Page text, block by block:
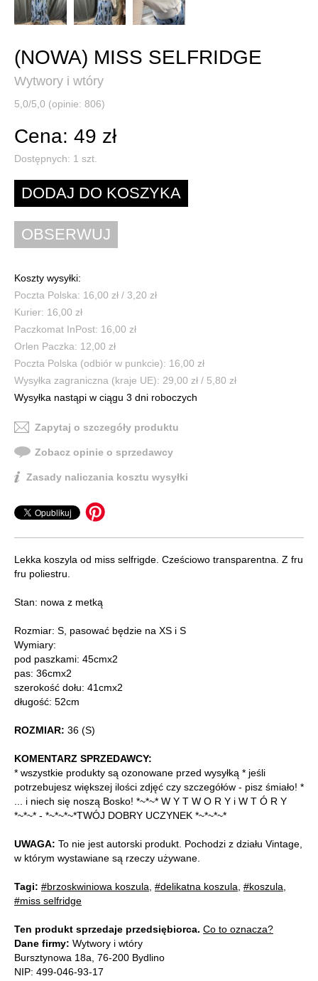
(NOWA) MISS SELFRIDGE
Wytwory i wtóry
5,0/5,0 (opinie: 806)
Cena: 49 zł
Dostępnych: 1 szt.
Koszty wysyłki:
Poczta Polska: 16,00 zł / 3,20 zł
Kurier: 16,00 zł
Paczkomat InPost: 16,00 zł
Orlen Paczka: 12,00 zł
Poczta Polska (odbiór w punkcie): 16,00 zł
Wysyłka zagraniczna (kraje UE): 29,00 zł / 5,80 zł
Wysyłka nastąpi w ciągu 3 dni roboczych
Zapytaj o szczegóły produktu
Zobacz opinie o sprzedawcy
Zasady naliczania kosztu wysyłki
Lekka koszyla od miss selfrigde. Cześciowo transparentna. Z fru
fru poliestru.
Stan: nowa z metką
Rozmiar: S, pasować będzie na XS i S
Wymiary:
pod paszkami: 45cmx2
pas: 36cmx2
szerokość dołu: 41cmx2
długość: 52cm
ROZMIAR: 36 (S)
KOMENTARZ SPRZEDAWCY:
* wszystkie produkty są ozonowane przed wysyłką * jeśli
potrzebujesz większej ilości zdjęć czy szczegółów - pisz śmiało! *
... i niech się noszą Bosko! *~*~* W Y T W O R Y i W T Ó R Y
*~*~* - *~*~*~*TWÓJ DOBRY UCZYNEK *~*~*~*
UWAGA: To nie jest autorski produkt. Pochodzi z działu Vintage,
w którym wystawiane są rzeczy używane.
Tagi: #brzoskwiniowa koszula #delikatna koszula #koszula
#miss selfridge
Ten produkt sprzedaje przedsiębiorca. Co to oznacza?
Dane firmy: Wytwory i wtóry
Bursztynowa 18a, 76-200 Bydlino
NIP: 499-046-93-17